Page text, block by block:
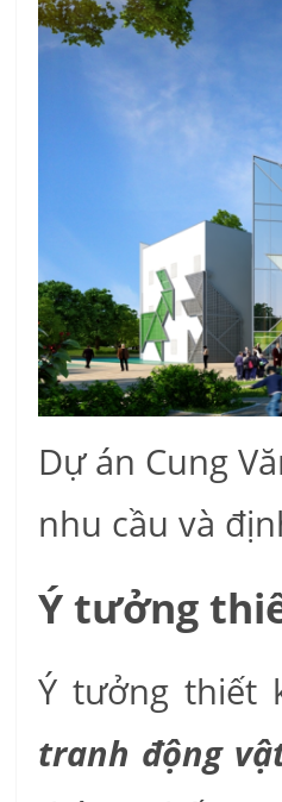
Dự án Cung
nhu cầu và
Ý tưởng
Ý tưởng thiết
tranh động